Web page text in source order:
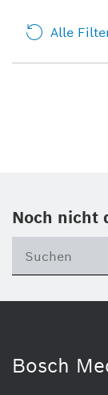
Alle
Noch nicht
Bosch